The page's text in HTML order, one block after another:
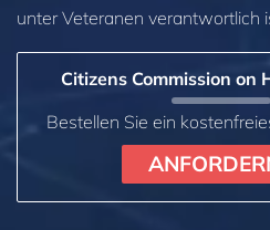
unter Veteranen verantwortlich
Citizens Commission on
Bestellen Sie ein